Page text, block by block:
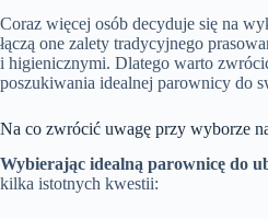
Coraz więcej osób decyduje się na
łączą one zalety tradycyjnego
i higienicznymi. Dlatego warto
poszukiwania idealnej parownicy do
Na co zwrócić uwagę przy wyborze
Wybierając idealną parownicę do
kilka istotnych kwestii: